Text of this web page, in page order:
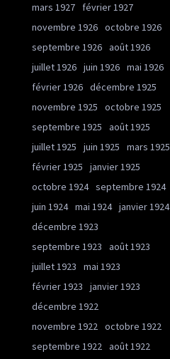
mars 1927
février 1927
novembre 1926 octobre 1926
septembre 1926 août 1926
juillet 1926 juin 1926 mai 1926
février 1926 décembre 1925
novembre 1925
octobre 1925
septembre 1925
août 1925
juillet 1925
juin 1925
mars 1925
février 1925
janvier 1925
octobre 1924 septembre 1924
juin 1924 mai 1924 janvier 1924
décembre 1923
septembre 1923
août 1923
juillet 1923
mai 1923
février 1923
janvier 1923
décembre 1922
novembre 1922 octobre 1922
septembre 1922 août 1922